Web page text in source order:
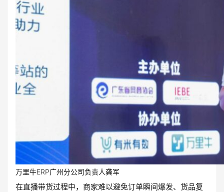
万里牛ERP广州分公司负责人龚军
在直播带货过程中，商家难以避免订单瞬间爆发、货品复